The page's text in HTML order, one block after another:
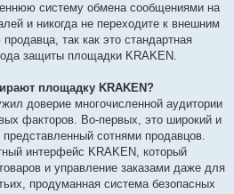
систему обмена сообщениями на
и никогда не переходите к внешним
так как это стандартная
защиты площадки KRAKEN.
площадку KRAKEN?
доверие многочисленной аудитории
факторов. Во-первых, это широкий и
сотнями продавцов.
интерфейс KRAKEN, который
и управление заказами даже для
продуманная система безопасных